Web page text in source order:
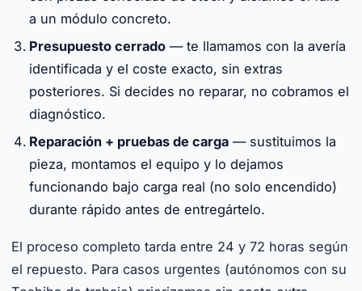
a un módulo concreto.
Presupuesto cerrado — te llamamos con la avería
identificada y el coste exacto, sin extras
posteriores. Si decides no reparar, no cobramos el
diagnóstico.
Reparación + pruebas de carga — sustituimos la
pieza, montamos el equipo y lo dejamos
funcionando bajo carga real (no solo encendido)
durante rápido antes de entregártelo.
El proceso completo tarda entre 24 y 72 horas según
el repuesto. Para casos urgentes (autónomos con su